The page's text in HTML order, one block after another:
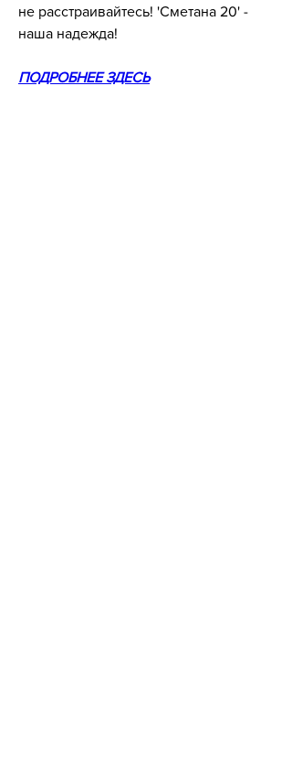
не расстраивайтесь! 'Сметана 20' -
наша надежда!
ПОДРОБНЕЕ ЗДЕСЬ